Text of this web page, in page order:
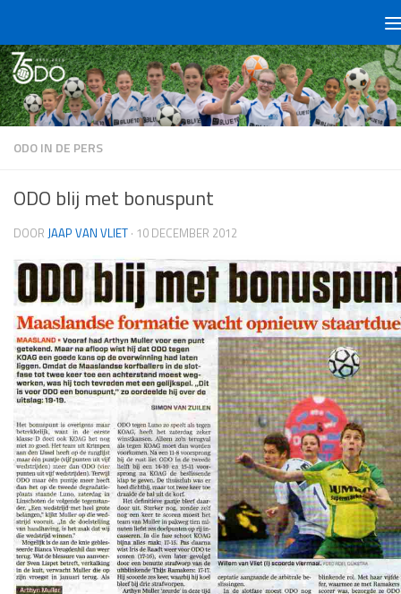
ODO IN DE PERS
ODO blij met bonuspunt
DOOR JAAP VAN VLIET · 10 DECEMBER 2012